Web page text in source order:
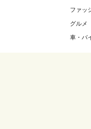
ファッ
グルメ
車・バ